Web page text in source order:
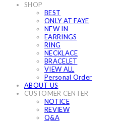
SHOP
BEST
ONLY AT FAYE
NEW IN
EARRINGS
RING
NECKLACE
BRACELET
VIEW ALL
Personal Order
ABOUT US
CUSTOMER CENTER
NOTICE
REVIEW
Q&A